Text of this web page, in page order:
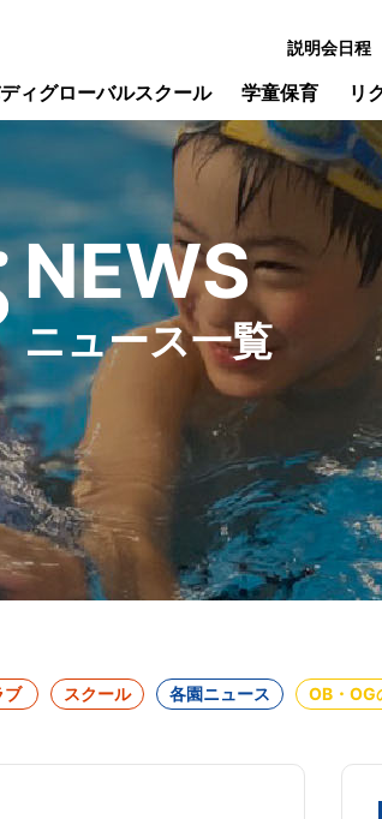
説明会日程
ィグローバルスクール 学童保育 リ
NEWS
ニュース一覧
ブ スクール 各園ニュース OB・OG